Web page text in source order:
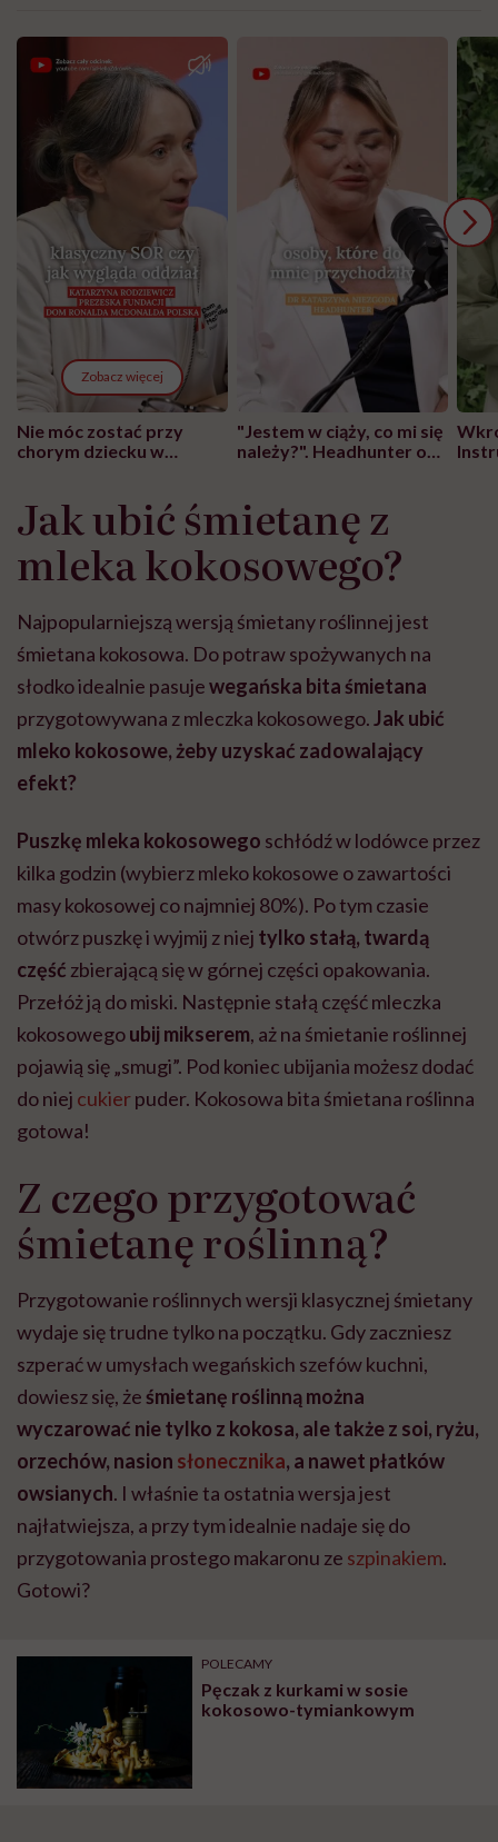
Zobacz więcej
Nie móc zostać przy
chorym dziecku w
może chyba tylko
głupota i brak
wyobraźni"
"Jestem w ciąży, co mi się
należy?". Headhunter o
pracy
Jak ubić śmietanę z
mleka kokosowego?
Najpopularniejszą wersją śmietany roślinnej jest
śmietana kokosowa. Do potraw spożywanych na
słodko idealnie pasujewegańska bita śmietana
przygotowywana z mleczka kokosowego.Jak ubić
mleko kokosowe, żeby uzyskać zadowalający
efekt?
Puszkę mleka kokosowego schłódź w lodówce przez
kilka godzin (wybierz mleko kokosowe o zawartości
masy kokosowej co najmniej 80%). Po tym czasie
otwórz puszkę i wyjmij z niej tylko stałą, twardą
część zbierającą się w górnej części opakowania.
Przełóż ją do miski. Następnie stałą część mleczka
kokosowegoubij mikserem, aż na śmietanie roślinnej
pojawią się „smugi”. Pod koniec ubijania możesz dodać
do niej cukierpuder. Kokosowa bita śmietana roślinna
gotowa!
Z czego przygotować
śmietanę roślinną?
Przygotowanie roślinnych wersji klasycznej śmietany
wydaje się trudne tylko na początku. Gdy zaczniesz
szperać w umysłach wegańskich szefów kuchni,
dowiesz się, żeśmietanę roślinną można
wyczarować nie tylko z kokosa, ale także z soi, ryżu,
orzechów, nasion słonecznika, a nawet płatków
owsianych. I właśnie ta ostatnia wersja jest
najłatwiejsza, a przy tym idealnie nadaje się do
przygotowania prostego makaronu ze szpinakiem.
Gotowi?
POLECAMY
Pęczak z kurkami w sosie
kokosowo-tymiankowym